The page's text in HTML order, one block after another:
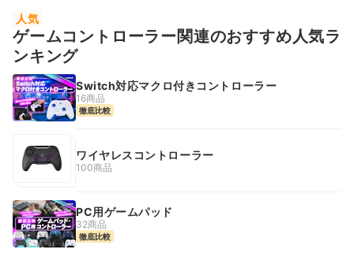
人気
ゲームコントローラー関連のおすすめ人気ラ
ンキング
Switch対応マクロ付きコントローラー
16商品
徹底比較
ワイヤレスコントローラー
100商品
PC用ゲームパッド
32商品
徹底比較